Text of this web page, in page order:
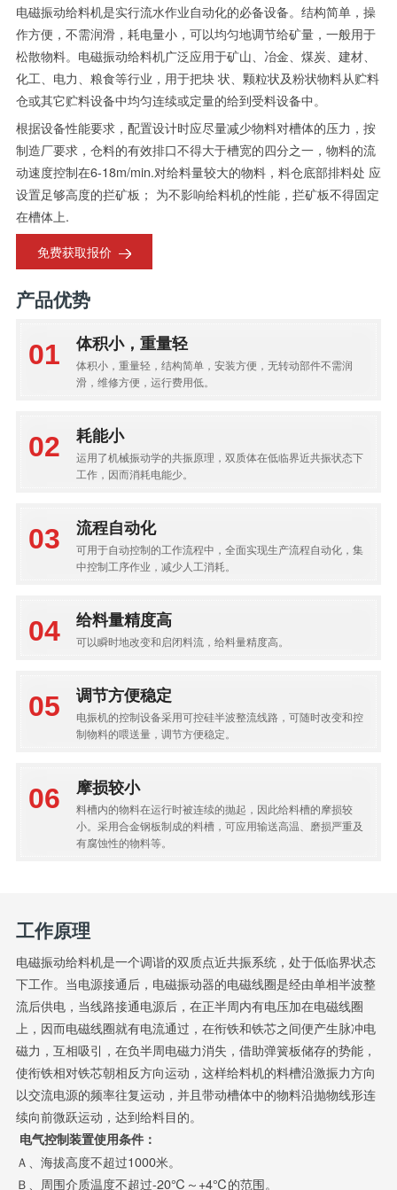
电磁振动给料机是实行流水作业自动化的必备设备。结构简单，操
作方便，不需润滑，耗电量小，可以均匀地调节给矿量，一般用于
松散物料。电磁振动给料机广泛应用于矿山、冶金、煤炭、建材、
化工、电力、粮食等行业，用于把块 状、颗粒状及粉状物料从贮料
仓或其它贮料设备中均匀连续或定量的给到受料设备中。
根据设备性能要求，配置设计时应尽量减少物料对槽体的压力，按
制造厂要求，仓料的有效排口不得大于槽宽的四分之一，物料的流
动速度控制在6-18m/min.对给料量较大的物料，料仓底部排料处 应
设置足够高度的拦矿板； 为不影响给料机的性能，拦矿板不得固定
在槽体上.
免费获取报价
产品优势
体积小，重量轻
体积小，重量轻，结构简单，安装方便，无转动部件不需润
滑，维修方便，运行费用低。
耗能小
运用了机械振动学的共振原理，双质体在低临界近共振状态下
工作，因而消耗电能少。
流程自动化
可用于自动控制的工作流程中，全面实现生产流程自动化，集
中控制工序作业，减少人工消耗。
给料量精度高
可以瞬时地改变和启闭料流，给料量精度高。
调节方便稳定
电振机的控制设备采用可控硅半波整流线路，可随时改变和控
制物料的喂送量，调节方便稳定。
摩损较小
料槽内的物料在运行时被连续的抛起，因此给料槽的摩损较
小。采用合金钢板制成的料槽，可应用输送高温、磨损严重及
有腐蚀性的物料等。
工作原理
电磁振动给料机是一个调谐的双质点近共振系统，处于低临界状态
下工作。当电源接通后，电磁振动器的电磁线圈是经由单相半波整
流后供电，当线路接通电源后，在正半周内有电压加在电磁线圈
上，因而电磁线圈就有电流通过，在衔铁和铁芯之间便产生脉冲电
磁力，互相吸引，在负半周电磁力消失，借助弹簧板储存的势能，
使衔铁相对铁芯朝相反方向运动，这样给料机的料槽沿激振力方向
以交流电源的频率往复运动，并且带动槽体中的物料沿抛物线形连
续向前微跃运动，达到给料目的。
电气控制装置使用条件：
Ａ、海拔高度不超过1000米。
Ｂ、周围介质温度不超过-20℃～+4℃的范围。